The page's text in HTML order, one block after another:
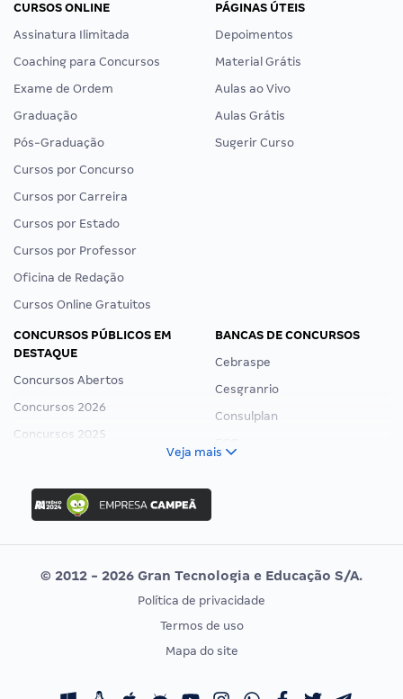
CURSOS ONLINE
Assinatura Ilimitada
Coaching para Concursos
Exame de Ordem
Graduação
Pós-Graduação
Cursos por Concurso
Cursos por Carreira
Cursos por Estado
Cursos por Professor
Oficina de Redação
Cursos Online Gratuitos
PÁGINAS ÚTEIS
Depoimentos
Material Grátis
Aulas ao Vivo
Aulas Grátis
Sugerir Curso
CONCURSOS PÚBLICOS EM
DESTAQUE
Concursos Abertos
Concursos 2026
Concursos 2025
Concurso Ibama
Concurso MPU
Editais publicados
BANCAS DE CONCURSOS
Cebraspe
Cesgranrio
Consulplan
Vunesp
CONCURSOS POR PROFISSÃO
Concursos Fiscais
EXAME DE ORDEM
Calendário OAB
Veja mais
© 2012 - 2026 Gran Tecnologia e Educação S/A.
Política de privacidade
Termos de uso
Mapa do site